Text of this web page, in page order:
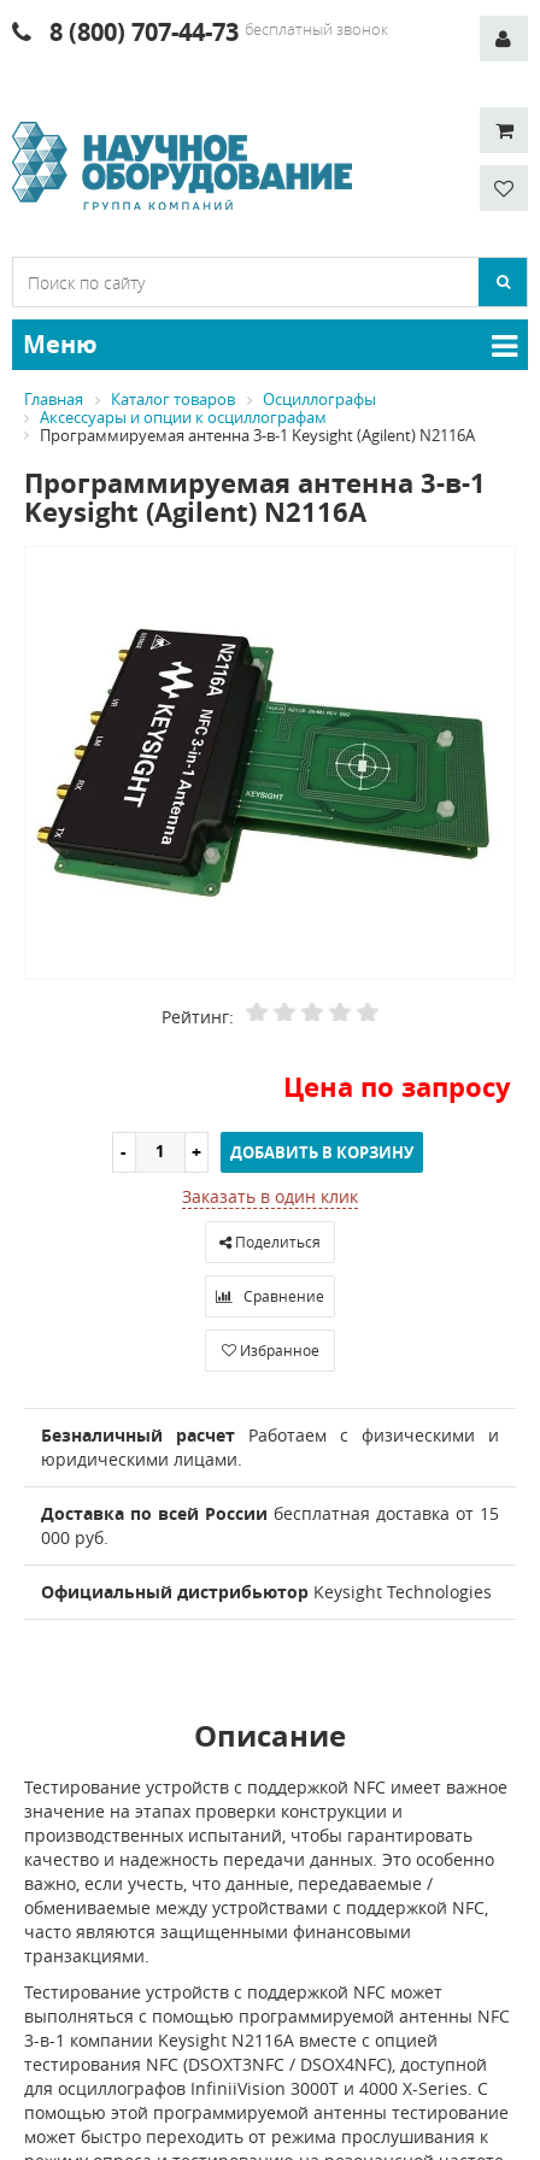
8 (800) 707-44-73 бесплатный звонок
Меню
Главная Каталог товаров
Осциллографы
Аксессуары и опции к осциллографам
Программируемая антенна 3-в-1 Keysight (Agilent) N2116A
Программируемая антенна 3-в-1
Keysight (Agilent) N2116A
Рейтинг:
Цена по запросу
ДОБАВИТЬ В КОРЗИНУ
Заказать в один клик
Поделиться
Сравнение
Избранное
Безналичный расчет Работаем с физическими и
юридическими лицами.
Доставка по всей России бесплатная доставка от 15
000 руб.
Официальный дистрибьютор Keysight Technologies
Описание
Тестирование устройств с поддержкой NFC имеет важное
значение на этапах проверки конструкции и
производственных испытаний, чтобы гарантировать
качество и надежность передачи данных. Это особенно
важно, если учесть, что данные, передаваемые /
обмениваемые между устройствами с поддержкой NFC,
часто являются защищенными финансовыми
транзакциями.
Тестирование устройств с поддержкой NFC может
выполняться с помощью программируемой антенны NFC
3-в-1 компании Keysight N2116A вместе с опцией
тестирования NFC (DSOXT3NFC / DSOX4NFC), доступной
для осциллографов InfiniiVision 3000T и 4000 X-Series. С
помощью этой программируемой антенны тестирование
может быстро переходить от режима прослушивания к